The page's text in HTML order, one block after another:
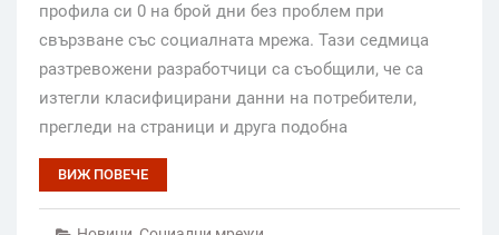
профила си 0 на брой дни без проблем при
свързване със социалната мрежа. Тази седмица
разтревожени разработчици са съобщили, че са
изтегли класифицирани данни на потребители,
прегледи на страници и друга подобна
ВИЖ ПОВЕЧЕ